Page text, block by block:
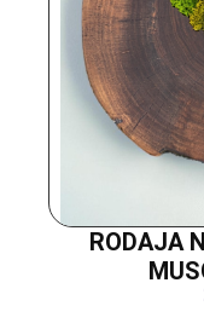
RODAJA